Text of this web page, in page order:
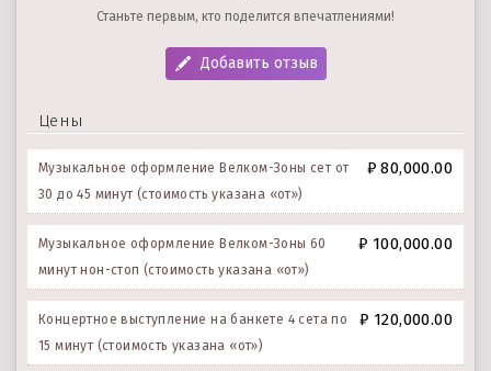
Станьте первым, кто поделится впечатлениями!
Добавить отзыв
Цены
Музыкальное оформление Велком-Зоны сет от
30 до 45 минут (стоимость указана «от»)
₽ 80,000.00
Музыкальное оформление Велком-Зоны 60
минут нон-стоп (стоимость указана «от»)
₽ 100,000.00
Концертное выступление на банкете 4 сета по
15 минут (стоимость указана «от»)
₽ 120,000.00